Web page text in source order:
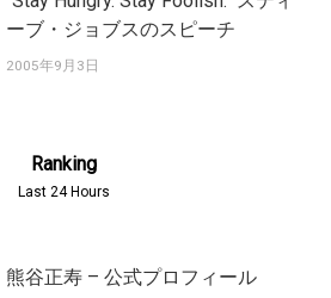
ーブ・ジョブスのスピーチ
2005年9月3日
Ranking
Last 24 Hours
熊谷正寿 – 公式プロフィール